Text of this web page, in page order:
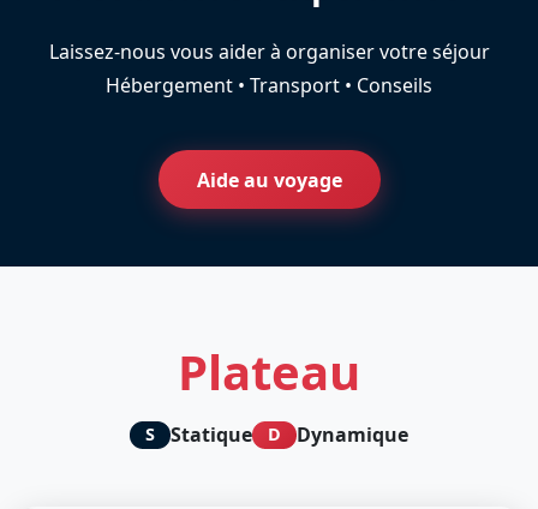
Laissez-nous vous aider à organiser votre séjour
Hébergement • Transport • Conseils
Aide au voyage
Plateau
S Statique D Dynamique